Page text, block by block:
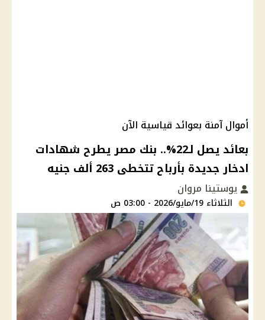
أموال آمنة بعوائد قياسية الآن
بعائد يصل لـ22%.. بنك مصر يطرح شهادات
ادخار جديدة بأرباح تتخطى 263 ألف جنيه
يوستينا مروان
الثلاثاء 19/مايو/2026 - 03:00 ص